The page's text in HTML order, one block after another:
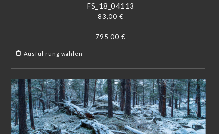
FS_18_04113
83,00 €
–
795,00 €
Ausführung wählen